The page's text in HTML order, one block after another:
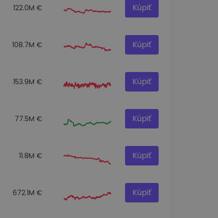
122.0M € Kúpiť
108.7M € Kúpiť
153.9M € Kúpiť
77.5M € Kúpiť
11.8M € Kúpiť
672.1M € Kúpiť